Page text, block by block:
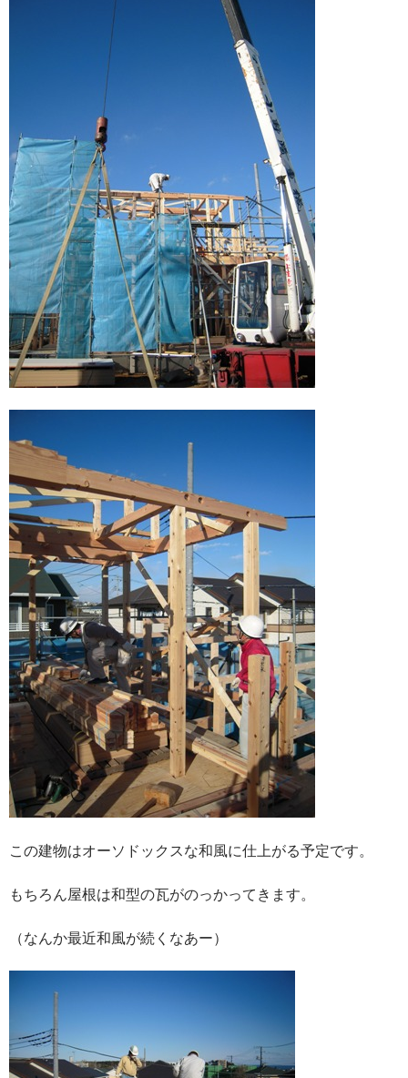
この建物はオーソドックスな和風に仕上がる予定です。
もちろん屋根は和型の瓦がのっかってきます。
（なんか最近和風が続くなあー）